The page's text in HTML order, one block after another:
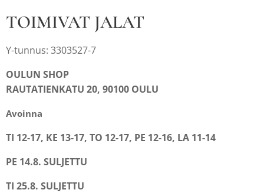
TOIMIVAT JALAT
Y-tunnus: 3303527-7
OULUN SHOP
RAUTATIENKATU 20, 90100 OULU
Avoinna
TI 12-17, KE 13-17, TO 12-17, PE 12-16, LA 11-14
PE 14.8. SULJETTU
TI 25.8. SULJETTU